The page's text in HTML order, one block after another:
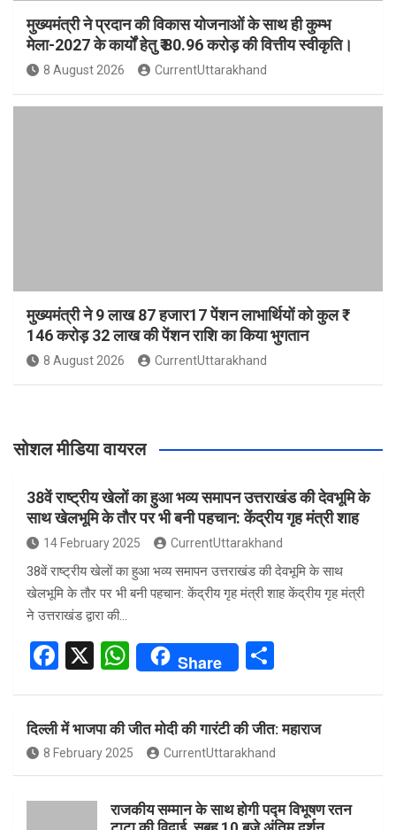
मुख्यमंत्री ने प्रदान की विकास योजनाओं के साथ ही कुम्भ
मेला-2027 के कार्यों हेतु ₹ 80.96 करोड़ की वित्तीय स्वीकृति।
8 August 2026 CurrentUttarakhand
मुख्यमंत्री ने 9 लाख 87 हजार17 पेंशन लाभार्थियों को कुल ₹
146 करोड़ 32 लाख की पेंशन राशि का किया भुगतान
8 August 2026 CurrentUttarakhand
सोशल मीडिया वायरल
38वें राष्ट्रीय खेलों का हुआ भव्य समापन उत्तराखंड की देवभूमि के
साथ खेलभूमि के तौर पर भी बनी पहचान: केंद्रीय गृह मंत्री शाह
14 February 2025 CurrentUttarakhand
38वें राष्ट्रीय खेलों का हुआ भव्य समापन उत्तराखंड की देवभूमि के साथ
खेलभूमि के तौर पर भी बनी पहचान: केंद्रीय गृह मंत्री शाह केंद्रीय गृह मंत्री
ने उत्तराखंड द्वारा की…
F
ce
b
o
o
X
W
at
s
A
p
Share
e
दिल्ली में भाजपा की जीत मोदी की गारंटी की जीत: महाराज
8 February 2025 CurrentUttarakhand
राजकीय सम्मान के साथ होगी पद्म विभूषण रतन